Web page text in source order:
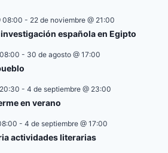
08:00 - 22 de noviembre @ 21:00
española en Egipto
- 30 de agosto @ 17:00
- 4 de septiembre @ 23:00
en verano
- 4 de septiembre @ 17:00
actividades literarias